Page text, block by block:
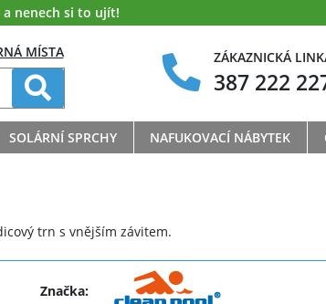
a nenech si to ujít!
MÍSTA ZÁKAZNICKÁ
387 222
SOLÁRNÍ SPRCHY NAFUKOVACÍ NÁBYTEK
trn s vnějším závitem.
Značka: